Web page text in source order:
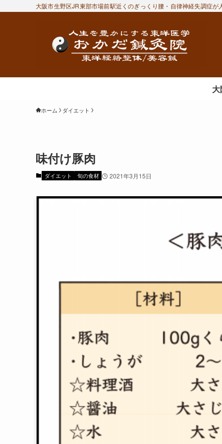
大阪市生野区JR東部市場前駅近くのぎっくり腰・自律神経失調症
ホーム ダイエット
味付け豚肉
ダイエット 旬の食材 2021年3月15日